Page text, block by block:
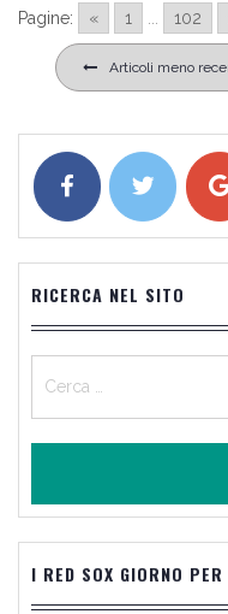
Pagine: « 1 102
Navigazione
articoli
Articoli meno
RICERCA NEL SITO
per:
I RED SOX GIORNO PER